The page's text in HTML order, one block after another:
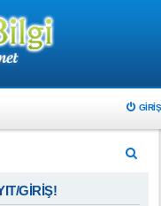
GIRIŞ
GİRİŞ!